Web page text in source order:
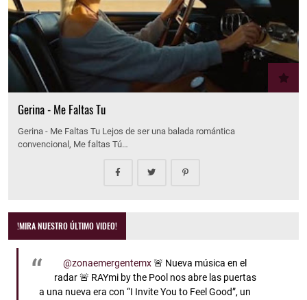
Gerina - Me Faltas Tu
Gerina - Me Faltas Tu Lejos de ser una balada romántica
convencional, Me faltas Tú…
!MIRA NUESTRO ÚLTIMO VIDEO!
@zonaemergentemx🚨 Nueva música en el
radar 🚨 RAYmi by the Pool nos abre las puertas
a una nueva era con “I Invite You to Feel Good”, un